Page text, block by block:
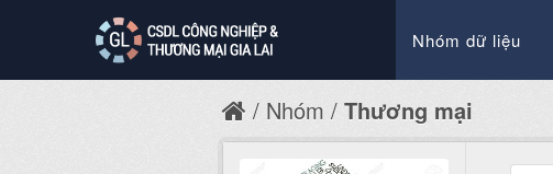
Nhóm dữ liệu
Nhóm Thương mại